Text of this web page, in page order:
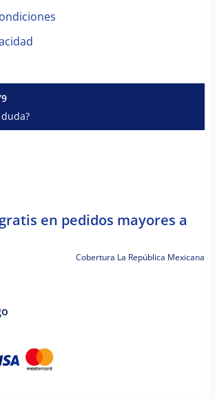
en pedidos mayores a
Cobertura La República Mexicana